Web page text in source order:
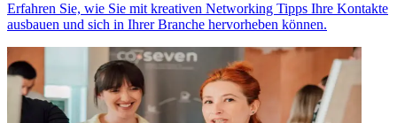
Erfahren Sie, wie Sie mit kreativen Networking Tipps Ihre Kontakte
ausbauen und sich in Ihrer Branche hervorheben können.